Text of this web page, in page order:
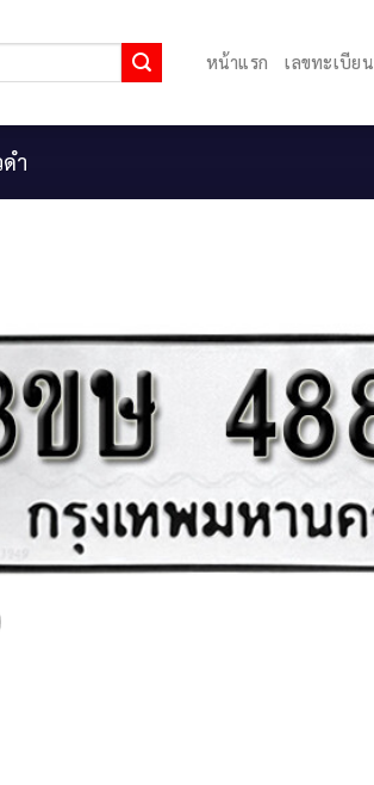
หน้าแรก เลขทะเบีย
ำ